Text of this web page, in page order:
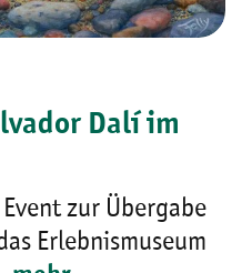
Dalí im
zur Übergabe
Erlebnismuseum